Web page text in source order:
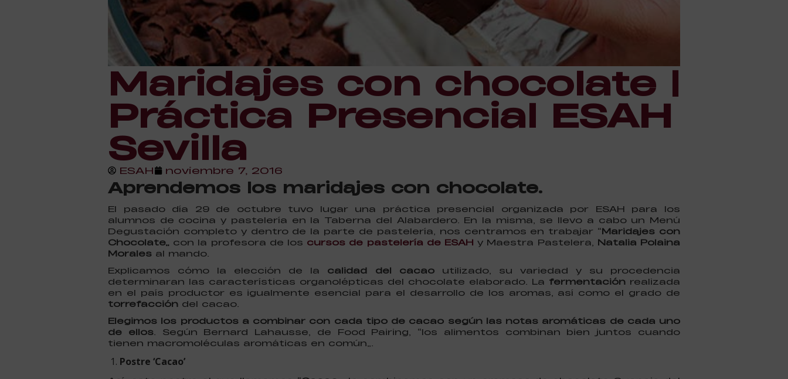
Maridajes con chocolate |
Práctica Presencial ESAH
Sevilla
ESAH noviembre 7, 2016
Aprendemos los maridajes con chocolate.
El pasado día 29 de octubre tuvo lugar una práctica presencial organizada por ESAH para los
alumnos de cocina y pastelería en la Taberna del Alabardero. En la misma, se llevo a cabo un Menú
Degustación completo y dentro de la parte de pastelería, nos centramos en trabajar “Maridajes con
Chocolate” con la profesora de los cursos de pastelería de ESAH y Maestra Pastelera, Natalia Polaina
Morales al mando.
Explicamos cómo la elección de la calidad del cacaoutilizado, su variedad y su procedencia
determinaran las características organolépticas del chocolate elaborado. La fermentación realizada
en el país productor es igualmente esencial para el desarrollo de los aromas, así como el grado de
torrefacción del cacao.
Elegimos los productos a combinar con cada tipo de cacao según las notas aromáticas de cada uno
de ellos. Según Bernard Lahausse, de Food Pairing, “los alimentos combinan bien juntos cuando
tienen macromoléculas aromáticas en común”.
Postre ‘Cacao’